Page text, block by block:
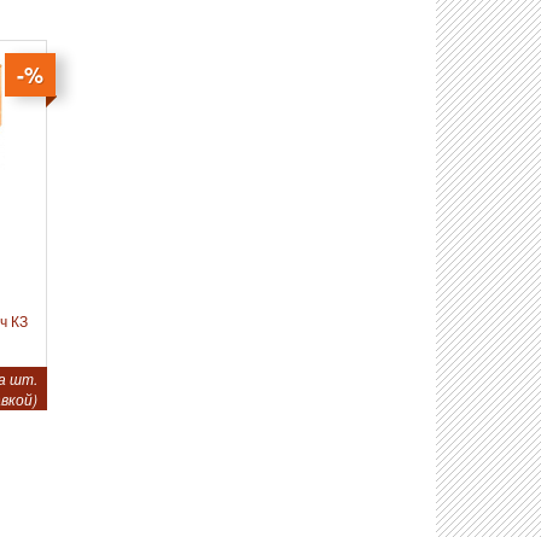
-%
КЗ
шт.